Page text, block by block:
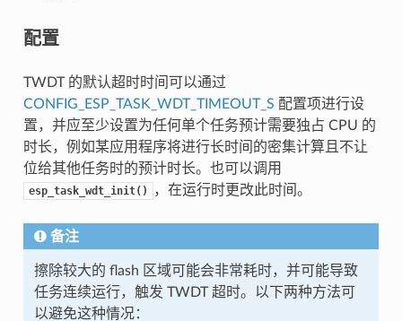
配置
TWDT 的默认超时时间可以通过
CONFIG_ESP_TASK_WDT_TIMEOUT_S 配置项进行设
置，并应至少设置为任何单个任务预计需要独占 CPU 的
时长，例如某应用程序将进行长时间的密集计算且不让
位给其他任务时的预计时长。也可以调用
esp_task_wdt_init() ，在运行时更改此时间。
备注
擦除较大的 flash 区域可能会非常耗时，并可能导致
任务连续运行，触发 TWDT 超时。以下两种方法可
以避免这种情况：